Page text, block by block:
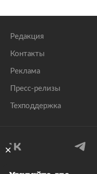
Редакция
Контакты
Реклама
Пресс-релизы
Техподдержка